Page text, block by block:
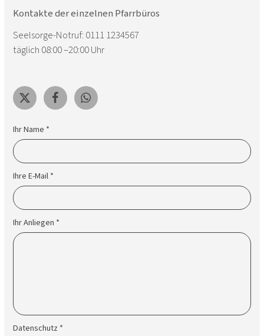
Ihr Name *
Ihre E-Mail *
Ihr Anliegen *
Datenschutz *
Kontakte der einzelnen Pfarrbüros
Seelsorge-Notruf: 0111 1234567
täglich 08:00 –20:00 Uhr